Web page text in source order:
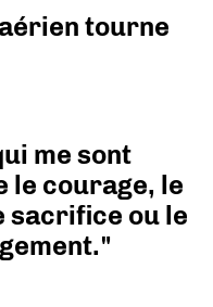
aérien tourne
me sont
le courage, le
sacrifice ou le